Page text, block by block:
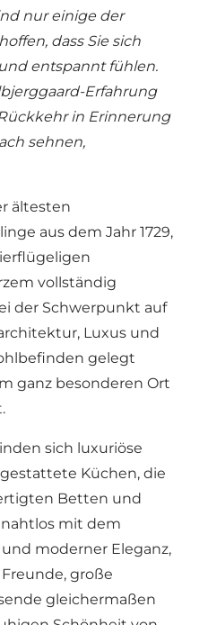
nur einige der
dass Sie sich
entspannt fühlen.
Erfahrung
in Erinnerung
sehnen,
ältesten
aus dem Jahr 1729,
vollständig
der Schwerpunkt auf
Luxus und
gelegt
ganz besonderen Ort
sich luxuriöse
Küchen, die
Betten und
mit dem
moderner Eleganz,
große
gleichermaßen